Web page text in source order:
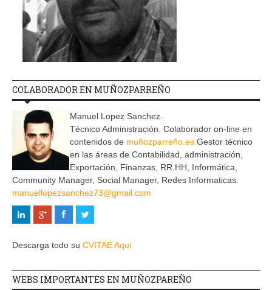
COLABORADOR EN MUÑOZPARREÑO
Manuel Lopez Sanchez.
Técnico Administración. Colaborador on-line en
contenidos de muñozparreño.es Gestor técnico
en las áreas de Contabilidad, administración,
Exportación, Finanzas, RR.HH, Informática,
Community Manager, Social Manager, Redes Informaticas.
manuellopezsanchez73@gmail.com
Descarga todo su CVITAE Aquí
WEBS IMPORTANTES EN MUÑOZPAREÑO